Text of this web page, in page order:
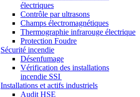
électriques
Contrôle par ultrasons
Champs électromagnétiques
Thermographie infrarouge électrique
Protection Foudre
Sécurité incendie
Désenfumage
Vérification des installations
incendie SSI
Installations et actifs industriels
Audit HSE